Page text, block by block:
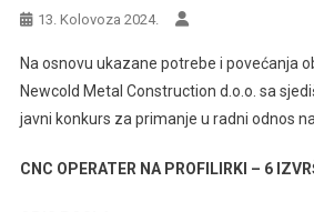
13. Kolovoza 2024.
Na osnovu ukazane potrebe i povećanja
Newcold Metal Construction d.o.o. sa
javni konkurs za primanje u radni odnos
CNC OPERATER NA PROFILIRKI – 6